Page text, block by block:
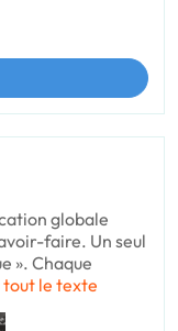
globale
faire. Un seul
». Chaque
tout le texte